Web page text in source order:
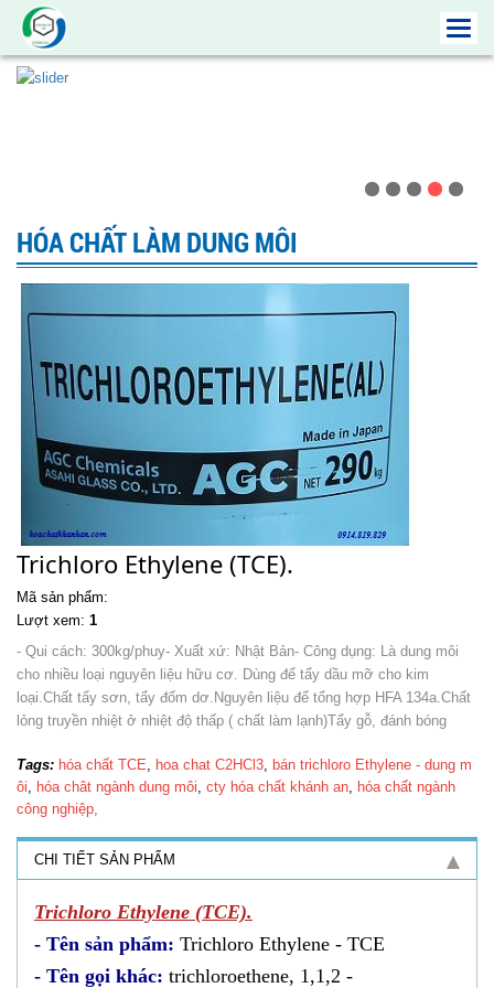
HÓA CHẤT LÀM DUNG MÔI
Trichloro Ethylene (TCE).
Mã sản phẩm:
Lượt xem: 1
- Qui cách: 300kg/phuy- Xuất xứ: Nhật Bản- Công dụng: Là dung môi
cho nhiều loại nguyên liệu hữu cơ. Dùng để tẩy dầu mỡ cho kim
loại.Chất tẩy sơn, tẩy đốm dơ.Nguyên liệu để tổng hợp HFA 134a.Chất
lỏng truyền nhiệt ở nhiệt độ thấp ( chất làm lạnh)Tẩy gỗ, đánh bóng
Tags: hóa chất TCE hoa chat C2HCl3
bán trichloro Ethylene - dung m​
ôi
hóa chât ngành dung môi cty hóa chất khánh an
hóa chất ngành
công nghiệp,
CHI TIẾT SẢN PHẨM
Trichloro Ethylene (TCE).
- Tên sản phẩm: Trichloro Ethylene - TCE
- Tên gọi khác: trichloroethene, 1,1,2 -